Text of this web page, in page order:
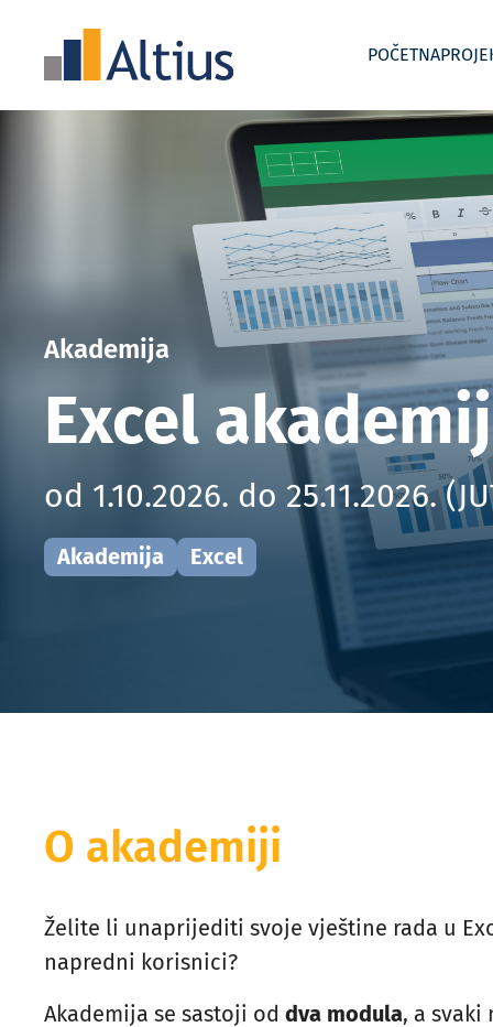
POČETNA
Uvođenje i razvoj kontrolinga
Akademije
Akademija
Excel
od 1.10.2026. do 25.11.2026.
Akademija Excel
O akademiji
Želite li unaprijediti svoje vještine rada u
napredni korisnici?
Akademija se sastoji od dva modula, a